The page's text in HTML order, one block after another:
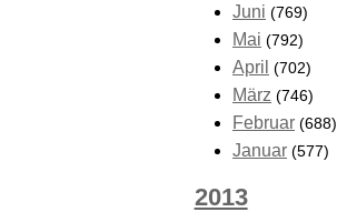
Juni (769)
Mai (792)
April (702)
März (746)
Februar (688)
Januar (577)
2013